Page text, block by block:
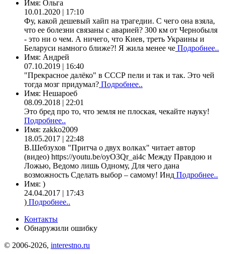
Имя: Ольга
10.01.2020 | 17:10
Фу, какой дешевый хайп на трагедии. С чего она взяла,
что ее болезни связаны с аварией? 300 км от Чернобыля
- это ни о чем. А ничего, что Киев, треть Украины и
Беларуси намного ближе?! Я жила менее че Подробнее..
Имя: Андрей
07.10.2019 | 16:40
"Прекрасное далёко" в СССР пели и так и так. Это чей
тогда мозг придумал? Подробнее..
Имя: Нешароеб
08.09.2018 | 22:01
Это бред про то, что земля не плоская, чекайте науку!
Подробнее..
Имя: zakko2009
18.05.2017 | 22:48
В.Шебзухов "Притча о двух волках" читает автор
(видео) https://youtu.be/oyO3Qr_ai4c Между Правдою и
Ложью, Ведомо лишь Одному, Для чего дана
возможность Сделать выбор – самому! Инд Подробнее..
Имя: )
24.04.2017 | 17:43
) Подробнее..
Контакты
Обнаружили ошибку
© 2006-2026, interestno.ru